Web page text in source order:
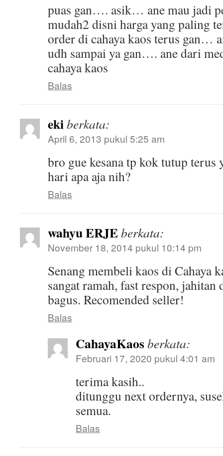
puas gan…. asik… ane mau jadi
mudah2 disni harga yang paling
order di cahaya kaos terus gan…
udh sampai ya gan…. ane dari
cahaya kaos
Balas
ekiberkata:
April 6, 2013 pukul 5:25 am
bro gue kesana tp kok tutup terus
hari apa aja nih?
Balas
wahyu ERJEberkata:
November 18, 2014 pukul 10:14 pm
Senang membeli kaos di Cahaya
sangat ramah, fast respon, jahitan
bagus. Recomended seller!
Balas
CahayaKaosberkata:
Februari 17, 2020 pukul 4:01 am
terima kasih..
ditunggu next ordernya,
semua.
Balas